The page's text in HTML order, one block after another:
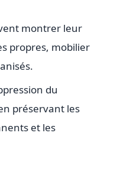
montrer leur
propres, mobilier
du
préservant les
et les